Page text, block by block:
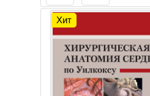
Хит